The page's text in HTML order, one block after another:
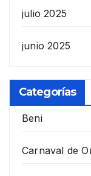
julio 2025
junio 2025
Categorías
Beni
Carnaval de